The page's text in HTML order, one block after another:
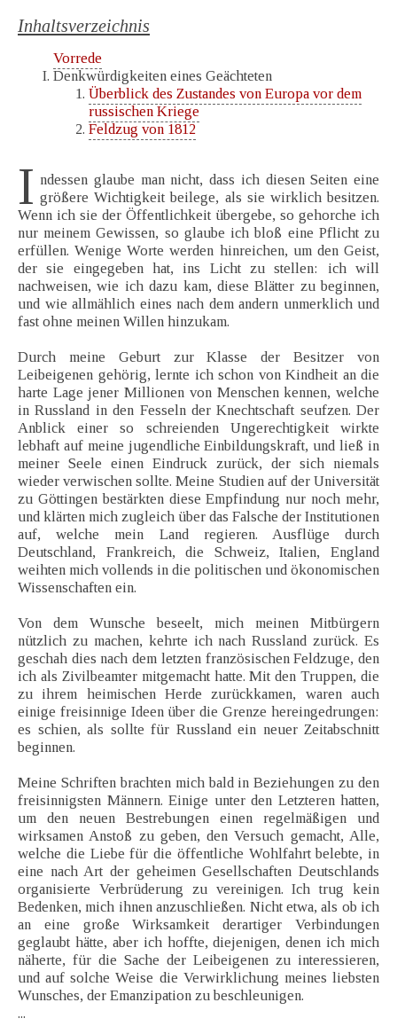
Inhaltsverzeichnis
Vorrede
Denkwürdigkeiten eines Geächteten
Überblick des Zustandes von Europa vor dem
russischen Kriege
Feldzug von 1812
I ndessen glaube man nicht, dass ich diesen Seiten eine
größere Wichtigkeit beilege, als sie wirklich besitzen.
Wenn ich sie der Öffentlichkeit übergebe, so gehorche ich
nur meinem Gewissen, so glaube ich bloß eine Pflicht zu
erfüllen. Wenige Worte werden hinreichen, um den Geist,
der sie eingegeben hat, ins Licht zu stellen: ich will
nachweisen, wie ich dazu kam, diese Blätter zu beginnen,
und wie allmählich eines nach dem andern unmerklich und
fast ohne meinen Willen hinzukam.
Durch meine Geburt zur Klasse der Besitzer von
Leibeigenen gehörig, lernte ich schon von Kindheit an die
harte Lage jener Millionen von Menschen kennen, welche
in Russland in den Fesseln der Knechtschaft seufzen. Der
Anblick einer so schreienden Ungerechtigkeit wirkte
lebhaft auf meine jugendliche Einbildungskraft, und ließ in
meiner Seele einen Eindruck zurück, der sich niemals
wieder verwischen sollte. Meine Studien auf der Universität
zu Göttingen bestärkten diese Empfindung nur noch mehr,
und klärten mich zugleich über das Falsche der Institutionen
auf, welche mein Land regieren. Ausflüge durch
Deutschland, Frankreich, die Schweiz, Italien, England
weihten mich vollends in die politischen und ökonomischen
Wissenschaften ein.
Von dem Wunsche beseelt, mich meinen Mitbürgern
nützlich zu machen, kehrte ich nach Russland zurück. Es
geschah dies nach dem letzten französischen Feldzuge, den
ich als Zivilbeamter mitgemacht hatte. Mit den Truppen, die
zu ihrem heimischen Herde zurückkamen, waren auch
einige freisinnige Ideen über die Grenze hereingedrungen:
es schien, als sollte für Russland ein neuer Zeitabschnitt
beginnen.
Meine Schriften brachten mich bald in Beziehungen zu den
freisinnigsten Männern. Einige unter den Letzteren hatten,
um den neuen Bestrebungen einen regelmäßigen und
wirksamen Anstoß zu geben, den Versuch gemacht, Alle,
welche die Liebe für die öffentliche Wohlfahrt belebte, in
eine nach Art der geheimen Gesellschaften Deutschlands
organisierte Verbrüderung zu vereinigen. Ich trug kein
Bedenken, mich ihnen anzuschließen. Nicht etwa, als ob ich
an eine große Wirksamkeit derartiger Verbindungen
geglaubt hätte, aber ich hoffte, diejenigen, denen ich mich
näherte, für die Sache der Leibeigenen zu interessieren,
und auf solche Weise die Verwirklichung meines liebsten
Wunsches, der Emanzipation zu beschleunigen.
...